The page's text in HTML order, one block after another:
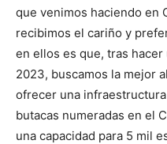
que venimos haciendo en
recibimos el cariño y
en ellos es que, tras
2023, buscamos la mejor
ofrecer una
butacas numeradas en el
una capacidad para 5 mil